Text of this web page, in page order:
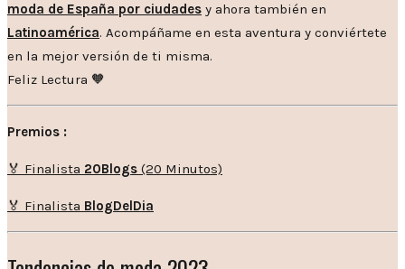
moda de España por ciudades y ahora también en
Latinoamérica. Acompáñame en esta aventura y conviértete
en la mejor versión de ti misma.
Feliz Lectura 🧡
Premios :
🏅 Finalista 20Blogs (20 Minutos)
🏅 Finalista BlogDelDia